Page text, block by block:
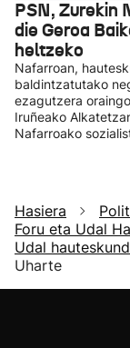
PSN, Zurekin
die Geroa
heltzeko
Nafarroan,
baldintzatutako
ezagutzera
Iruñeako
Nafarroako
Hasiera
Foru eta Udal
Udal
Uharte